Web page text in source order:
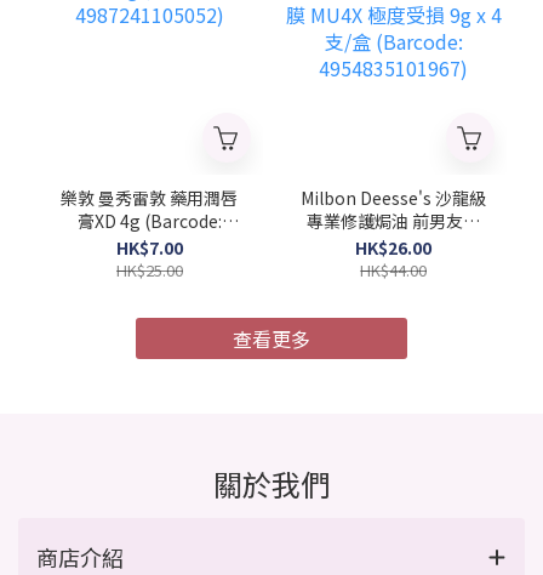
樂敦 曼秀雷敦 藥用潤唇
膏XD 4g (Barcode:
4987241105052)
HK$7.00
HK$25.00
Milbon Deesse's 沙龍級
專業修護焗油 前男友髮
膜 MU4X 極度受損 9g x 4
支/盒 (Barcode:
HK$26.00
HK$44.00
查看更多
關於我們
商店介紹